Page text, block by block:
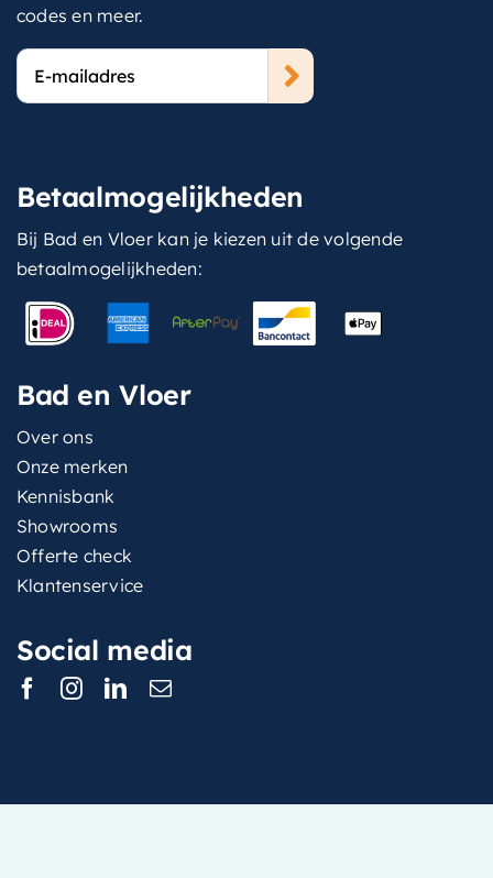
codes en meer.
E-
mailadres
Betaalmogelijkheden
Bij Bad en Vloer kan je kiezen uit de volgende
betaalmogelijkheden:
Bad en Vloer
Over ons
Onze merken
Kennisbank
Showrooms
Offerte check
Klantenservice
Social media